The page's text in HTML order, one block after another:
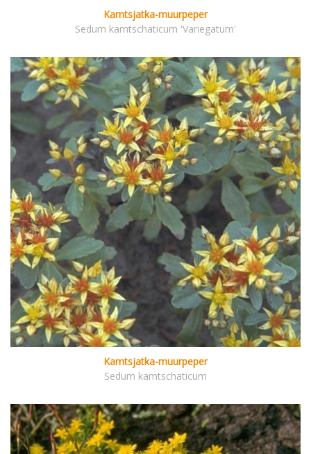
Kamtsjatka-muurpeper
Sedum kamtschaticum 'Variegatum'
Kamtsjatka-muurpeper
Sedum kamtschaticum